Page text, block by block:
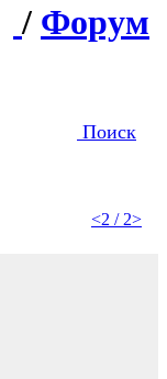
/ Форум
Поиск
<2 / 2>